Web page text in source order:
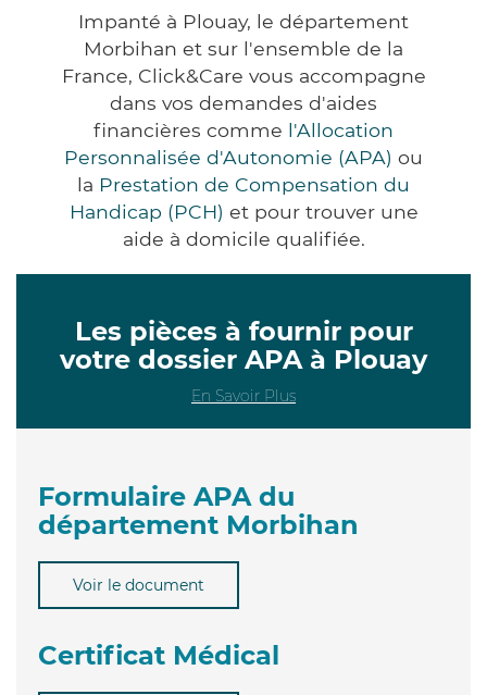
Impanté à Plouay, le département
Morbihan et sur l'ensemble de la
France, Click&Care vous accompagne
dans vos demandes d'aides
financières comme l'Allocation
Personnalisée d'Autonomie (APA) ou
la Prestation de Compensation du
Handicap (PCH) et pour trouver une
aide à domicile qualifiée.
Les pièces à fournir pour
votre dossier APA à Plouay
En Savoir Plus
Formulaire APA du
département Morbihan
Voir le document
Certificat Médical